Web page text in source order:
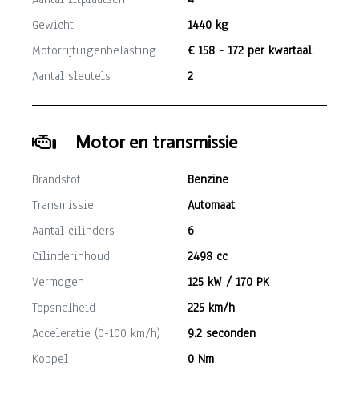
Gewicht
1440 kg
Motorrijtuigenbelasting
€ 158 - 172 per kwartaal
Aantal sleutels
2
Motor en transmissie
Brandstof
Benzine
Transmissie
Automaat
Aantal cilinders
6
Cilinderinhoud
2498 cc
Vermogen
125 kW / 170 PK
Topsnelheid
225 km/h
Acceleratie (0-100 km/h)
9.2 seconden
Koppel
0 Nm